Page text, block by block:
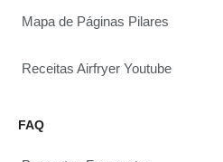
Mapa de Páginas Pilares
Receitas Airfryer Youtube
FAQ